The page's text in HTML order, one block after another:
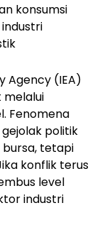
konsumsi
Agency (IEA)
melalui
Fenomena
politik
tetapi
konflik terus
level
industri